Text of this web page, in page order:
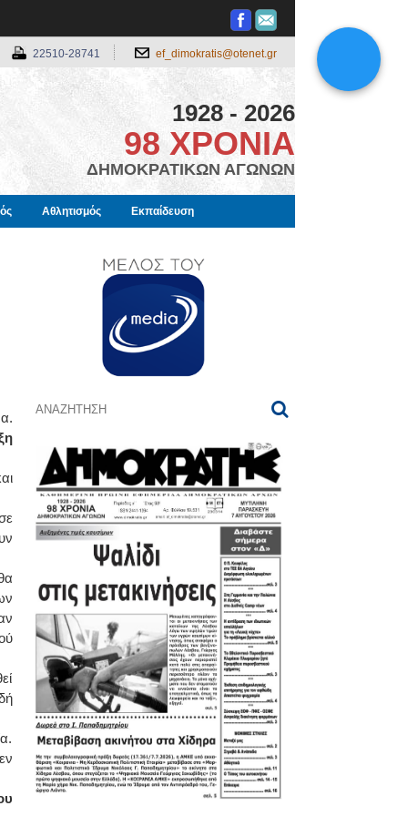
22510-28741 ef_dimokratis@otenet.gr
1928 - 2026
98 ΧΡΟΝΙΑ
ΔΗΜΟΚΡΑΤΙΚΩΝ ΑΓΩΝΩΝ
Αθλητισμός Εκπαίδευση